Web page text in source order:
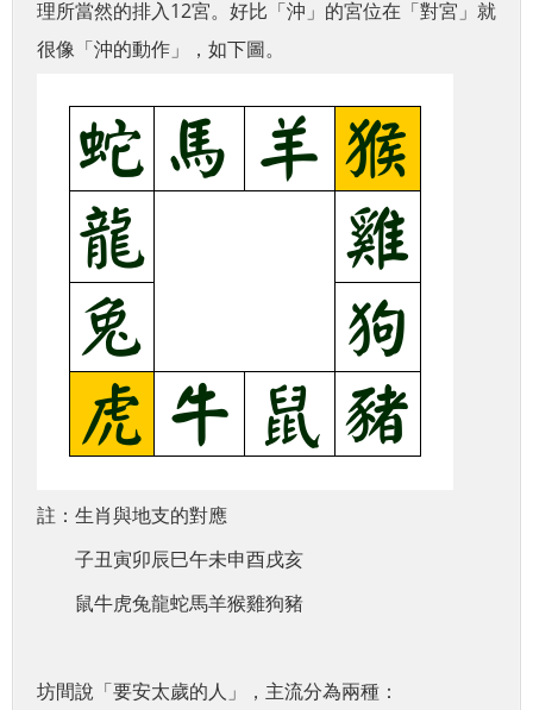
理所當然的排入12宮。好比「沖」的宮位在「對宮」就
很像「沖的動作」，如下圖。
註：生肖與地支的對應
子丑寅卯辰巳午未申酉戌亥
鼠牛虎兔龍蛇馬羊猴雞狗豬
坊間說「要安太歲的人」，主流分為兩種：